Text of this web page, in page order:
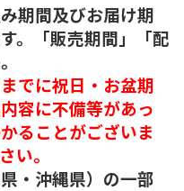
期間及びお届け期
。「販売期間」「配
でに祝日・お盆期
容に不備等があっ
ることがございま
い。
・沖縄県）の一部